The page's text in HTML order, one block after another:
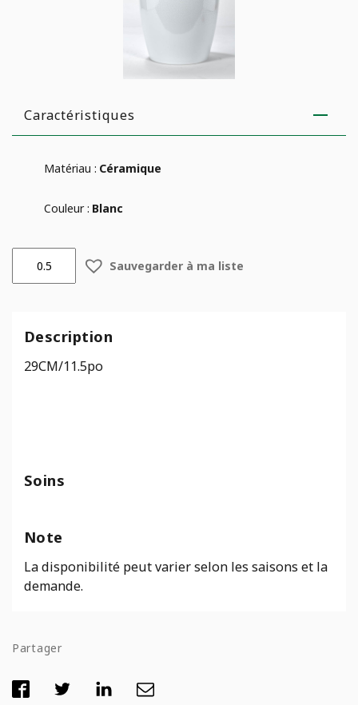
Caractéristiques
Matériau : Céramique
Couleur : Blanc
Pot
Sauvegarder à ma liste
Description
29CM/11.5po
Soins
Note
La disponibilité peut varier selon les saisons et la
demande.
Partager